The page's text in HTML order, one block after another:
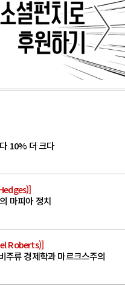
10% 더 크다
마피아 정치
Roberts)]
주류 경제학과 마르크스주의